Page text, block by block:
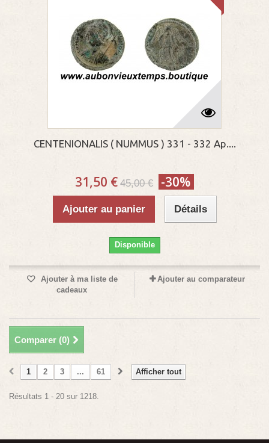
CENTENIONALIS ( NUMMUS ) 331 - 332 Ap....
31,50 € 45,00 € -30%
Ajouter au panier Détails
Disponible
Ajouter à ma liste de
cadeaux
Ajouter au comparateur
Comparer (0)
Afficher tout
1 2 3 ... 61
Résultats 1 - 20 sur 1218.